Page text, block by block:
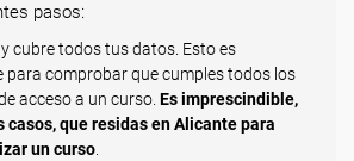
pasos:
cubre todos tus datos. Esto es
para comprobar que cumples todos los
acceso a un curso. Es imprescindible,
casos, que residas en Alicante para
un curso